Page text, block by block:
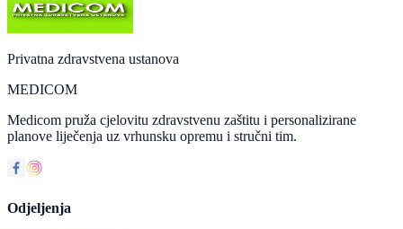
Privatna zdravstvena ustanova
MEDICOM
Medicom pruža cjelovitu zdravstvenu zaštitu i personalizirane
planove liječenja uz vrhunsku opremu i stručni tim.
Odjeljenja